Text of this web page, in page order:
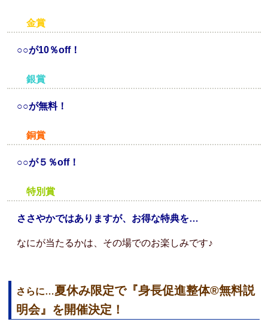
金賞
○○が10％off！
銀賞
○○が無料！
銅賞
○○が５％off！
特別賞
ささやかではありますが、お得な特典を…
なにが当たるかは、その場でのお楽しみです♪
さらに…夏休み限定で『身長促進整体®️無料説
明会』を開催決定！